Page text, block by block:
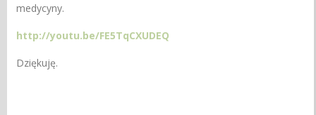
medycyny.
http://youtu.be/FE5TqCXUDEQ
Dziękuję.